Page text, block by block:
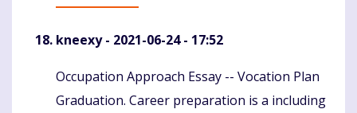
kneexy- 2021-06-24 - 17:52
Komentaras
Occupation Approach Essay -- Vocation Plan
Graduation. Career preparation is a including